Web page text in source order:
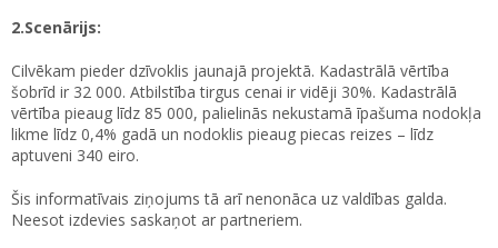
2.Scenārijs:
Cilvēkam pieder dzīvoklis jaunajā projektā. Kadastrālā vērtība
šobrīd ir 32 000. Atbilstība tirgus cenai ir vidēji 30%. Kadastrālā
vērtība pieaug līdz 85 000, palielinās nekustamā īpašuma nodokļa
likme līdz 0,4% gadā un nodoklis pieaug piecas reizes – līdz
aptuveni 340 eiro.
Šis informatīvais ziņojums tā arī nenonāca uz valdības galda.
Neesot izdevies saskaņot ar partneriem.